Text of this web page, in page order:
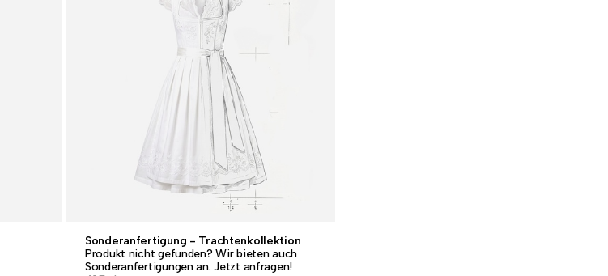
Sonderanfertigung - Trachtenkollektion
Produkt nicht gefunden? Wir bieten auch
Sonderanfertigungen an. Jetzt anfragen!